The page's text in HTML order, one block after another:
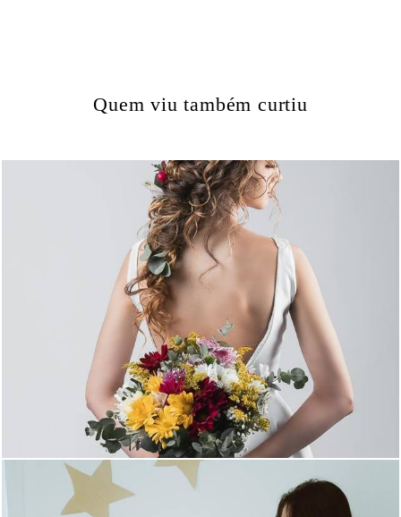
Quem viu também curtiu
1824 0